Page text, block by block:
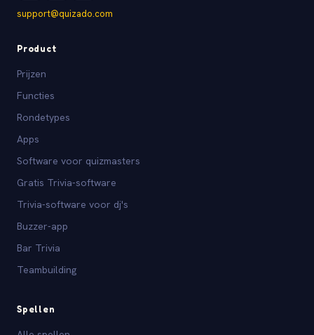
support@quizado.com
Product
Prijzen
Functies
Rondetypes
Apps
Software voor quizmasters
Gratis Trivia-software
Trivia-software voor dj's
Buzzer-app
Bar Trivia
Teambuilding
Spellen